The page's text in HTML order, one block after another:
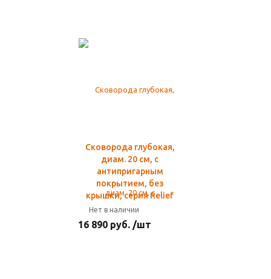
Сковорода глубокая,
диам. 20 см, с
антипригарным
покрытием, без
крышки, серия Relief
Нет в наличии
16 890 руб. /шт